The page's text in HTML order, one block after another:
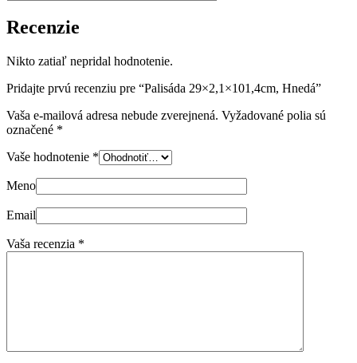
Recenzie
Nikto zatiaľ nepridal hodnotenie.
Pridajte prvú recenziu pre “Palisáda 29×2,1×101,4cm, Hnedá”
Vaša e-mailová adresa nebude zverejnená. Vyžadované polia sú
označené *
Vaše hodnotenie *
Meno
Email
Vaša recenzia *